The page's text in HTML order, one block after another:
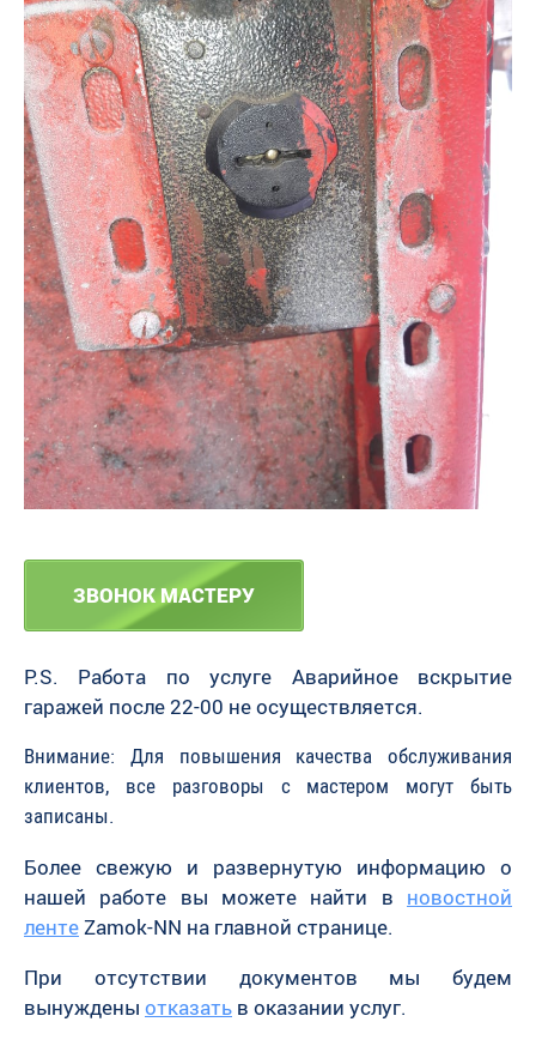
ЗВОНОК МАСТЕРУ
P.S. Работа по услуге Аварийное вскрытие
гаражей после 22-00 не осуществляется.
Внимание: Для повышения качества обслуживания
клиентов, все разговоры с мастером могут быть
записаны.
Более свежую и развернутую информацию о
нашей работе вы можете найти в новостной
лентеZamok-NN на главной странице.
При отсутствии документов мы будем
вынуждены отказать в оказании услуг.